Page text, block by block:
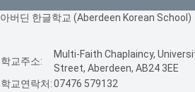
아버딘 한글학교 (Aberdeen Korean School)
학교주소:
Multi-Faith Chaplaincy,
Street, Aberdeen, AB24 3EE
학교연락처:07476 579132